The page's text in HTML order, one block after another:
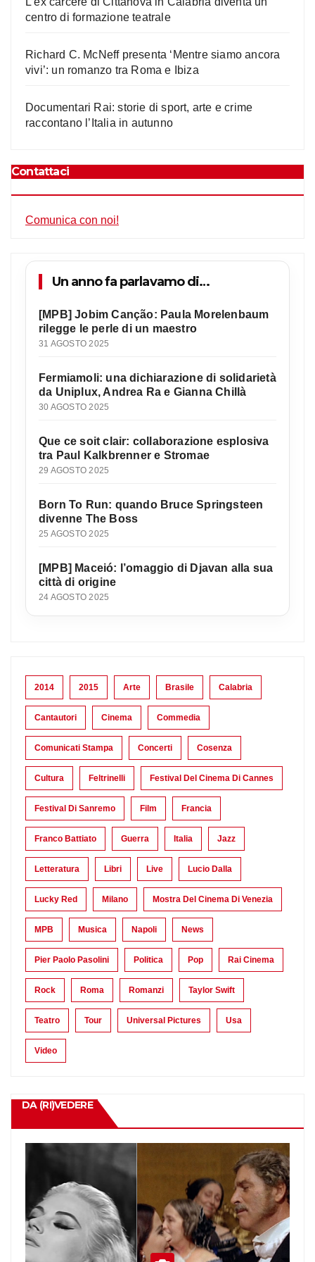
centro di formazione teatrale
Richard C. McNeff presenta ‘Mentre siamo ancora
vivi’: un romanzo tra Roma e Ibiza
Documentari Rai: storie di sport, arte e crime
raccontano l’Italia in autunno
Contattaci
Comunica con noi!
Un anno fa parlavamo di…
[MPB] Jobim Canção: Paula Morelenbaum
rilegge le perle di un maestro
31 AGOSTO 2025
Fermiamoli: una dichiarazione di solidarietà
da Uniplux, Andrea Ra e Gianna Chillà
30 AGOSTO 2025
Que ce soit clair: collaborazione esplosiva
tra Paul Kalkbrenner e Stromae
29 AGOSTO 2025
Born To Run: quando Bruce Springsteen
divenne The Boss
25 AGOSTO 2025
[MPB] Maceió: l’omaggio di Djavan alla sua
città di origine
24 AGOSTO 2025
2014 2015 Arte Brasile Calabria
Cantautori Cinema Commedia
Comunicati Stampa Concerti Cosenza
Cultura Feltrinelli Festival Del Cinema Di Cannes
Festival Di Sanremo Film Francia
Franco Battiato Guerra Italia Jazz
Letteratura Libri Live Lucio Dalla
Lucky Red Milano Mostra Del Cinema Di Venezia
MPB Musica Napoli News
Pier Paolo Pasolini Politica Pop Rai Cinema
Rock Roma Romanzi Taylor Swift
Teatro Tour Universal Pictures Usa
Video
DA (RI)VEDERE